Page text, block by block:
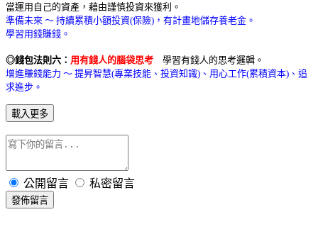
當運用自己的資產，藉由謹慎投資來獲利。
準備未來 ～ 持續累積小額投資(保險)，有計畫地儲存養老金。
學習用錢賺錢。
◎錢包法則六： 用有錢人的腦袋思考
學習有錢人的思考邏輯。
增進賺錢能力 ～ 提昇智慧(專業技能、投資知識)、用心工作(累積資本)、追
求進步。
載入更多
公開留言 私密留言
發佈留言